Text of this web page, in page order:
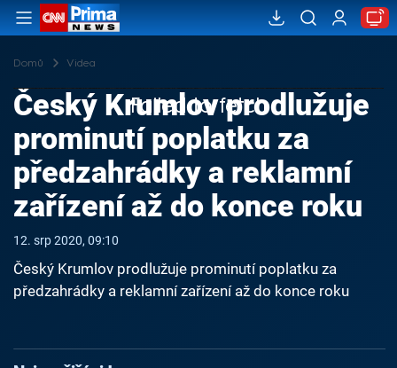
Domů Videa
Failed to fetch
Český Krumlov prodlužuje
prominutí poplatku za
předzahrádky a reklamní
zařízení až do konce roku
12. srp 2020, 09:10
Český Krumlov prodlužuje prominutí poplatku za
předzahrádky a reklamní zařízení až do konce roku